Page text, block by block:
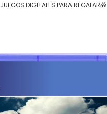
JUEGOS DIGITALES PARA REGALAR🎁